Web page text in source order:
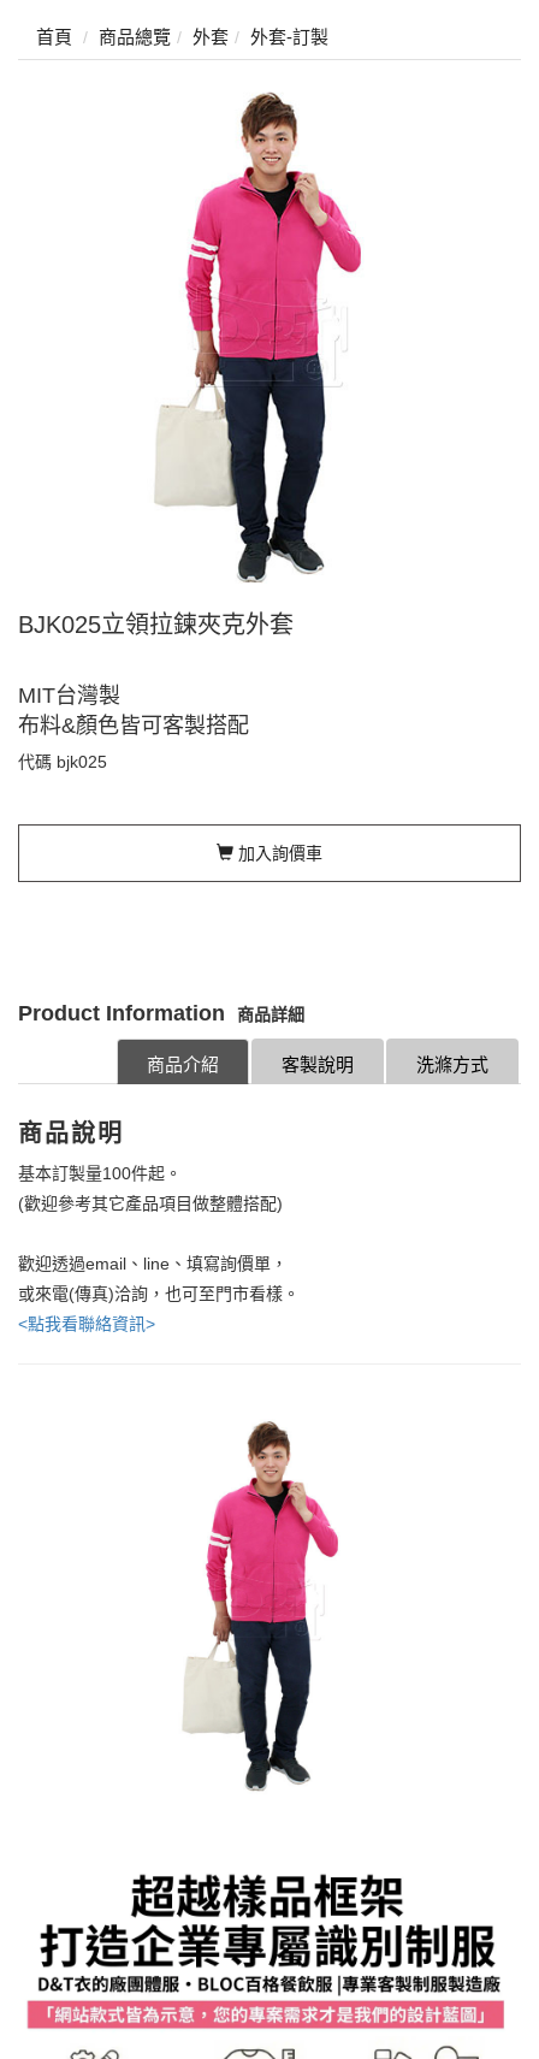
首頁 商品總覽 外套 外套-訂製
BJK025立領拉鍊夾克外套
MIT台灣製
布料&顏色皆可客製搭配
代碼 bjk025
加入詢價車
Product Information 商品詳細
洗滌方式
客製說明
商品介紹
商品說明
基本訂製量100件起。
(歡迎參考其它產品項目做整體搭配)
歡迎透過email、line、填寫詢價單，
或來電(傳真)洽詢，也可至門市看樣。
<點我看聯絡資訊>